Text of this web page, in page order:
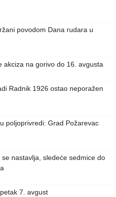
povodom Dana rudara u
akciza na gorivo do 16. avgusta
Radnik 1926 ostao neporažen
poljoprivredi: Grad Požarevac
nastavlja, sledeće sedmice do
7. avgust